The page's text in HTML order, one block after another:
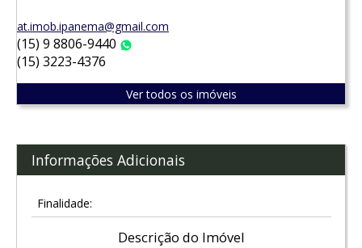
at.imob.ipanema@gmail.com
(15) 9 8806-9440
(15) 3223-4376
Ver todos os imóveis
Informações Adicionais
Finalidade:
Descrição do Imóvel